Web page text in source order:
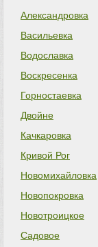
Александровка
Васильевка
Водославка
Воскресенка
Горностаевка
Двойне
Качкаровка
Кривой Рог
Новомихайловка
Новопокровка
Новотроицкое
Садовое